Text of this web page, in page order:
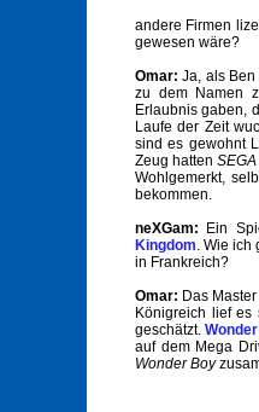
andere Firmen
gewesen wäre?
Omar: Ja, als
zu dem Namen
Erlaubnis gaben,
Laufe der Zeit
sind es gewohnt
Zeug hattenSEGA
Wohlgemerkt,
bekommen.
neXGam: Ein
Kingdom. Wie ich
in Frankreich?
Omar: Das
Königreich lief es
geschätzt.
auf dem Mega
Wonder Boy